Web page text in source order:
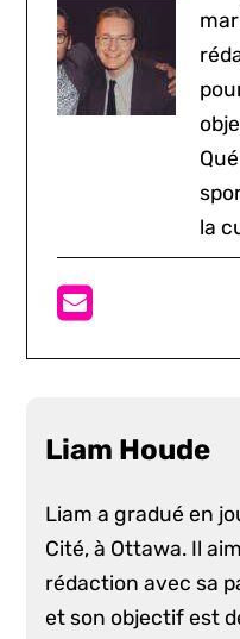
la
Liam Houde
Liam a gradué en
Cité, à Ottawa. Il
rédaction avec sa
et son objectif est